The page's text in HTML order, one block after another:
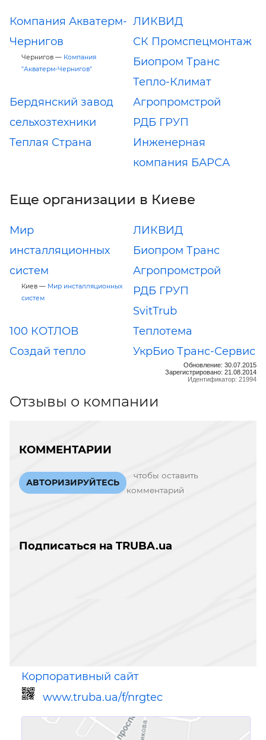
Компания Акватерм-
Чернигов
Чернигов — Компания
"Акватерм-Чернигов"
ЛИКВИД
СК Промспецмонтаж
Биопром Транс
Тепло-Климат
Бердянский завод
сельхозтехники
Агропромстрой
РДБ ГРУП
Теплая Страна
Инженерная
компания БАРСА
Еще организации в Киеве
Мир
инсталляционных
систем
Киев — Мир инсталляционных
систем
ЛИКВИД
Биопром Транс
Агропромстрой
РДБ ГРУП
SvitTrub
100 КОТЛОВ
Теплотема
Создай тепло
УкрБио Транс-Сервис
Обновление: 30.07.2015
Зарегистрировано: 21.08.2014
Идентификатор: 21994
Отзывы о компании
КОММЕНТАРИИ
АВТОРИЗИРУЙТЕСЬ
чтобы оставить
комментарий
Подписаться на TRUBA.ua
Корпоративный сайт
www.truba.ua/f/nrgtec